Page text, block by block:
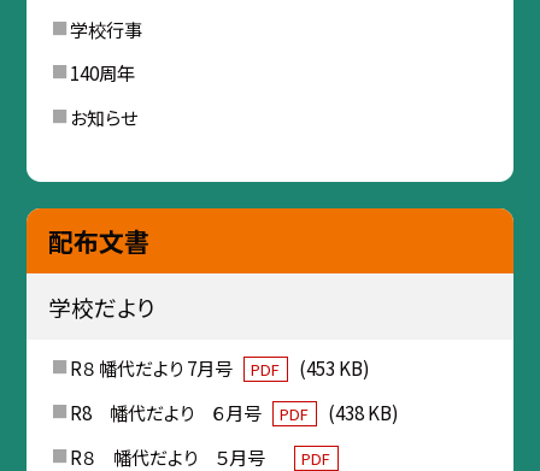
学校行事
140周年
お知らせ
配布文書
学校だより
R８ 幡代だより 7月号 PDF
(453 KB)
R8 幡代だより ６月号
PDF
(438 KB)
R８ 幡代だより ５月号
PDF